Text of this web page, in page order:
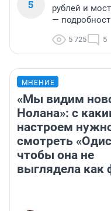
5
рублей и
—
5 725 5
МНЕНИЕ
«Мы видим
Нолана»: с
настроем
смотреть
чтобы она не
выглядела как